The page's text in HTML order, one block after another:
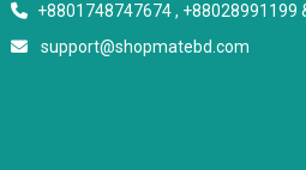
+8801748747674 , +88028991199
support@shopmatebd.com